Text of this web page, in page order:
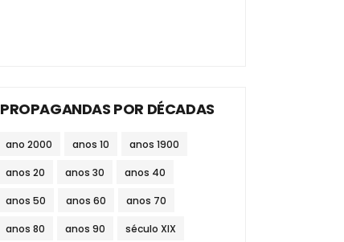
PROPAGANDAS POR DÉCADAS
ano 2000 anos 10 anos 1900
anos 20 anos 30 anos 40
anos 50 anos 60 anos 70
anos 80 anos 90 século XIX